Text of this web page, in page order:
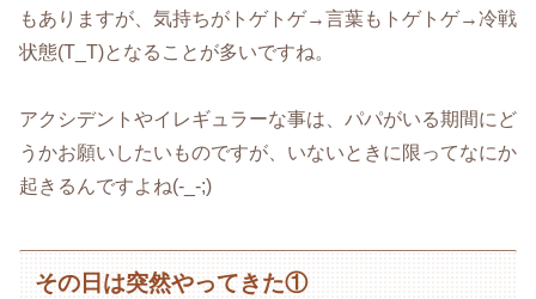
もありますが、気持ちがトゲトゲ→言葉もトゲトゲ→冷戦
状態(T_T)となることが多いですね。
アクシデントやイレギュラーな事は、パパがいる期間にど
うかお願いしたいものですが、いないときに限ってなにか
起きるんですよね(-_-;)
その日は突然やってきた①